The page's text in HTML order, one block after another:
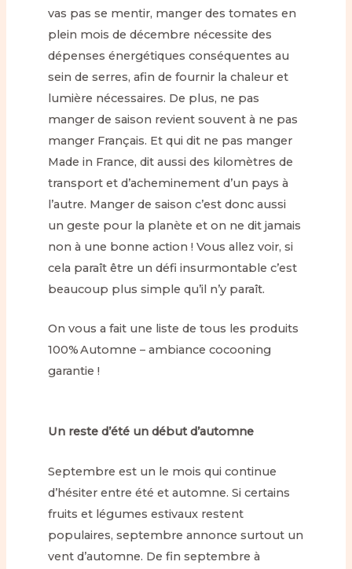
vas pas se mentir, manger des tomates en
plein mois de décembre nécessite des
dépenses énergétiques conséquentes au
sein de serres, afin de fournir la chaleur et
lumière nécessaires. De plus, ne pas
manger de saison revient souvent à ne pas
manger Français. Et qui dit ne pas manger
Made in France, dit aussi des kilomètres de
transport et d’acheminement d’un pays à
l’autre. Manger de saison c’est donc aussi
un geste pour la planète et on ne dit jamais
non à une bonne action ! Vous allez voir, si
cela paraît être un défi insurmontable c’est
beaucoup plus simple qu’il n’y paraît.
On vous a fait une liste de tous les produits
100% Automne – ambiance cocooning
garantie !
Un reste d’été un début d’automne
Septembre est un le mois qui continue
d’hésiter entre été et automne. Si certains
fruits et légumes estivaux restent
populaires, septembre annonce surtout un
vent d’automne. De fin septembre à